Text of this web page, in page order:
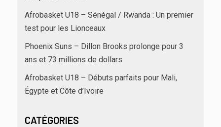
Afrobasket U18 – Sénégal / Rwanda : Un premier
test pour les Lionceaux
Phoenix Suns – Dillon Brooks prolonge pour 3
ans et 73 millions de dollars
Afrobasket U18 – Débuts parfaits pour Mali,
Égypte et Côte d’Ivoire
CATÉGORIES